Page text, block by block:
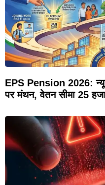
EPS Pension 2026:
पर मंथन, वेतन सीमा 25